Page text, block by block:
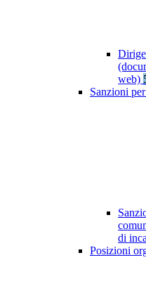
web)
Sanzioni
di
Posizioni